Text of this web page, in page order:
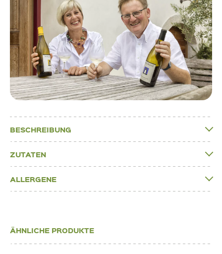
BESCHREIBUNG
ZUTATEN
ALLERGENE
ÄHNLICHE PRODUKTE